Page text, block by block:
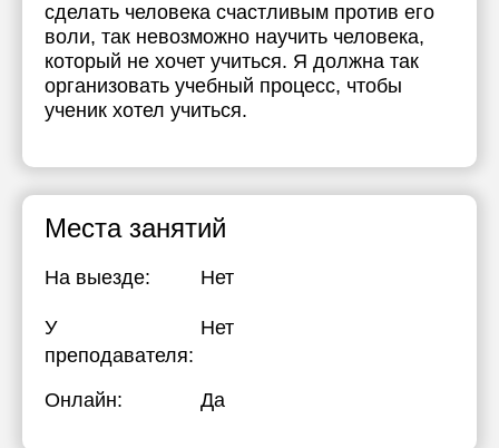
сделать человека счастливым против его
воли, так невозможно научить человека,
который не хочет учиться. Я должна так
организовать учебный процесс, чтобы
ученик хотел учиться.
Места занятий
На выезде: Нет
У
преподавателя:
Нет
Онлайн: Да